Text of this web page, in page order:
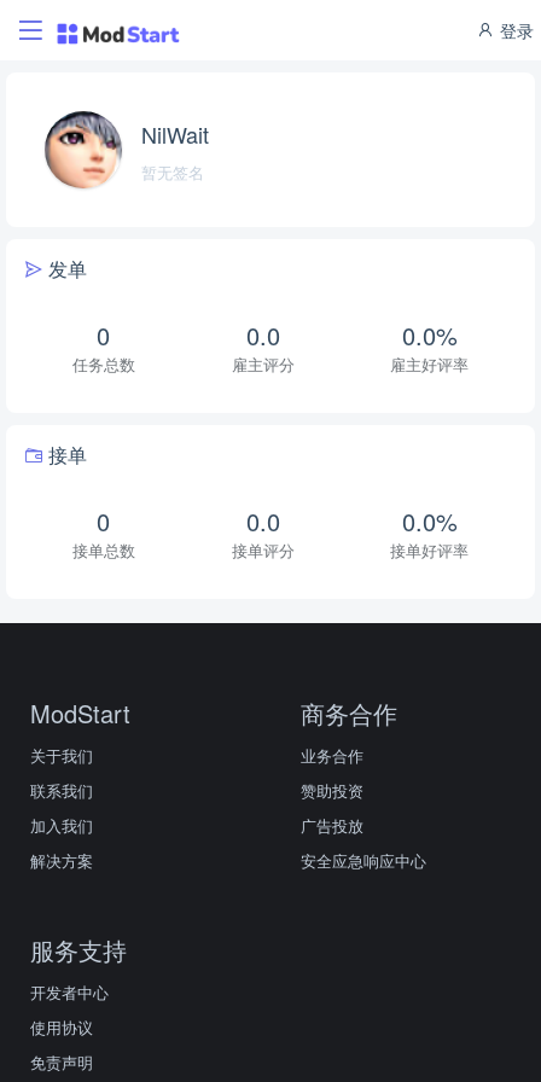
登录
NilWait
暂无签名
发单
0
任务总数
0.0
雇主评分
0.0%
雇主好评率
接单
0
接单总数
0.0
接单评分
0.0%
接单好评率
ModStart
关于我们
联系我们
加入我们
解决方案
商务合作
业务合作
赞助投资
广告投放
安全应急响应中心
服务支持
开发者中心
使用协议
免责声明